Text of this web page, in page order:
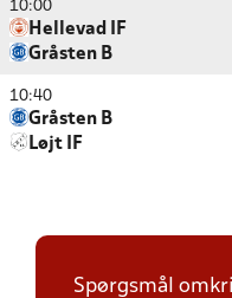
10:00
Hellevad IF
Gråsten B
10:40
Gråsten B
Løjt IF
Spørgsmål